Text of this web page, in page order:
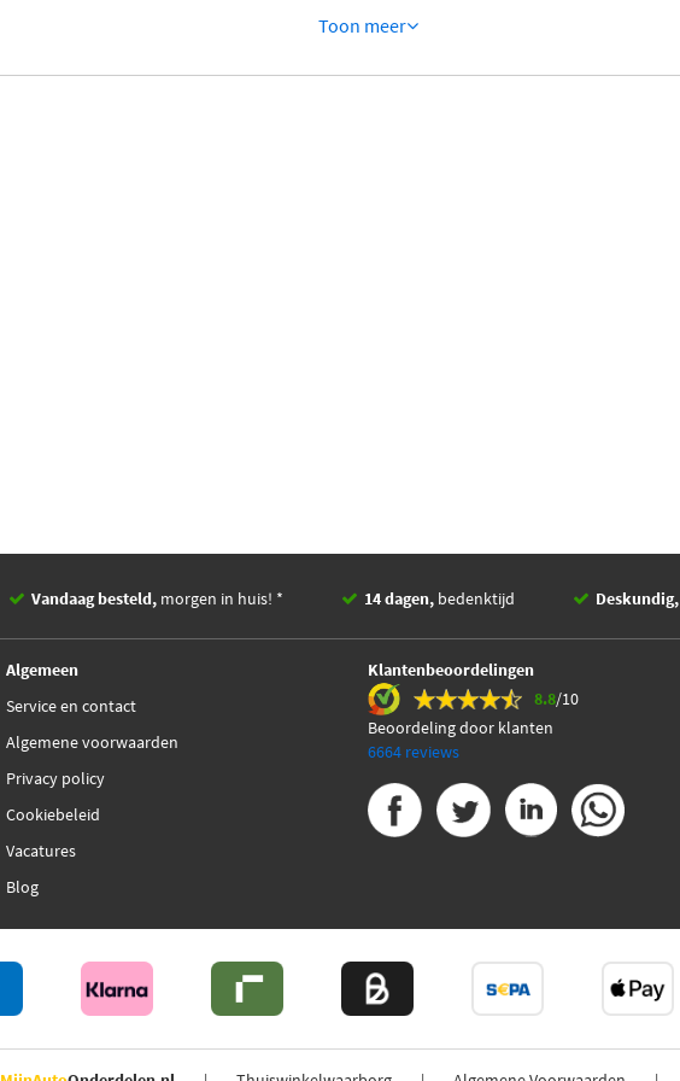
Toon meer
Vandaag besteld, morgen in huis! * 14 dagen, bedenktijd Deskundig,
Algemeen
Service en contact
Algemene voorwaarden
Privacy policy
Cookiebeleid
Vacatures
Blog
Klantenbeoordelingen
8.8/10
Beoordeling door klanten
6664 reviews